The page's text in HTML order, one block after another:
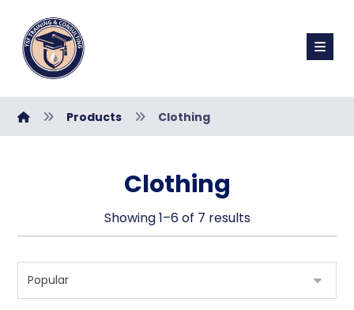
Products Clothing
Clothing
Showing 1–6 of 7 results